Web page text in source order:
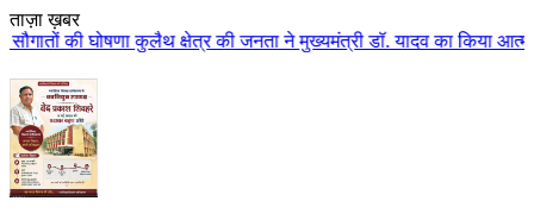
ताज़ा ख़बर
क्षेत्र की जनता ने मुख्यमंत्री डॉ. यादव का किया आत्मीय स्वागत|हर